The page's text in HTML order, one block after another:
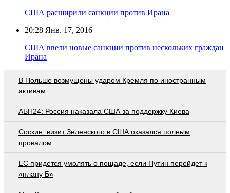
США расширили санкции против Ирана
20:28 Янв. 17, 2016
США ввели новые санкции против нескольких граждан
Ирана
В Польше возмущены ударом Кремля по иностранным
активам
АБН24: Россия наказала США за поддержку Киева
Соскин: визит Зеленского в США оказался полным
провалом
EC придется умолять о пощаде, если Путин перейдет к
«плану Б»